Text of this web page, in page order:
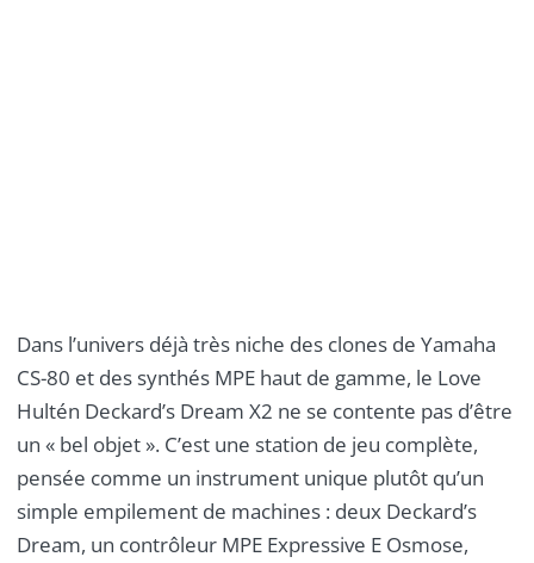
Dans l’univers déjà très niche des clones de Yamaha
CS-80 et des synthés MPE haut de gamme, le Love
Hultén Deckard’s Dream X2 ne se contente pas d’être
un « bel objet ». C’est une station de jeu complète,
pensée comme un instrument unique plutôt qu’un
simple empilement de machines : deux Deckard’s
Dream, un contrôleur MPE Expressive E Osmose,